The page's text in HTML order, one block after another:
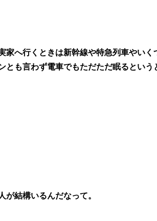
家へ行くときは新幹線や特急列車やい
とも言わず電車でもただただ眠るとい
結構いるんだなって。